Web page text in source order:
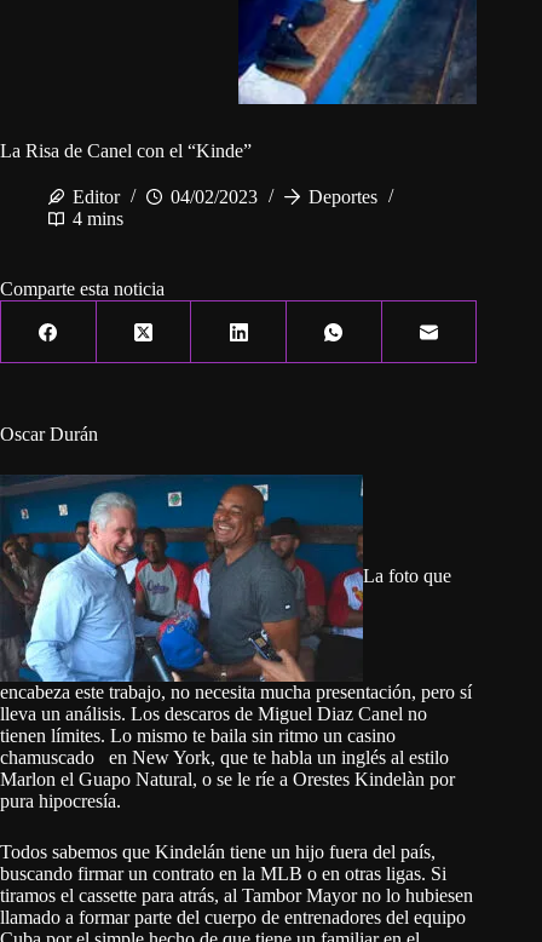
La Risa de Canel con el “Kinde”
Editor 04/02/2023
Deportes
4 mins
Comparte esta noticia
Oscar Durán
La foto que
encabeza este trabajo, no necesita mucha presentación, pero sí
lleva un análisis. Los descaros de Miguel Diaz Canel no
tienen límites. Lo mismo te baila sin ritmo un casino
chamuscado en New York, que te habla un inglés al estilo
Marlon el Guapo Natural, o se le ríe a Orestes Kindelàn por
pura hipocresía.
Todos sabemos que Kindelán tiene un hijo fuera del país,
buscando firmar un contrato en la MLB o en otras ligas. Si
tiramos el cassette para atrás, al Tambor Mayor no lo hubiesen
llamado a formar parte del cuerpo de entrenadores del equipo